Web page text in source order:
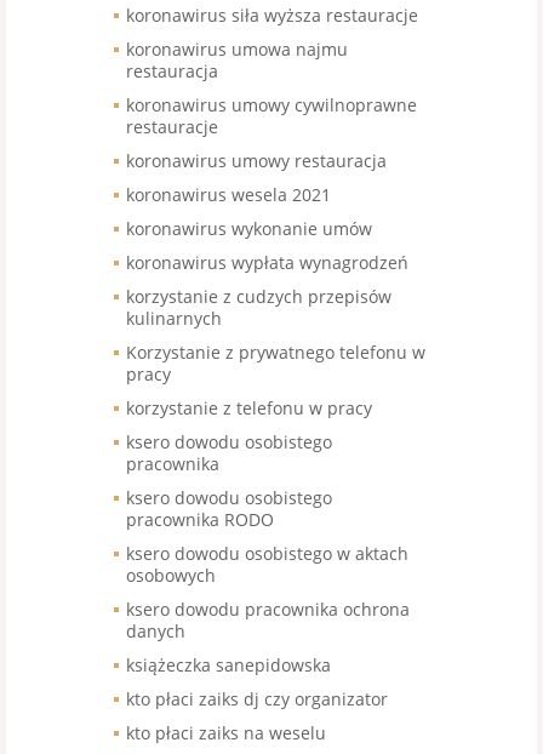
koronawirus siła wyższa restauracje
koronawirus umowa najmu
restauracja
koronawirus umowy cywilnoprawne
restauracje
koronawirus umowy restauracja
koronawirus wesela 2021
koronawirus wykonanie umów
koronawirus wypłata wynagrodzeń
korzystanie z cudzych przepisów
kulinarnych
Korzystanie z prywatnego telefonu w
pracy
korzystanie z telefonu w pracy
ksero dowodu osobistego
pracownika
ksero dowodu osobistego
pracownika RODO
ksero dowodu osobistego w aktach
osobowych
ksero dowodu pracownika ochrona
danych
książeczka sanepidowska
kto płaci zaiks dj czy organizator
kto płaci zaiks na weselu